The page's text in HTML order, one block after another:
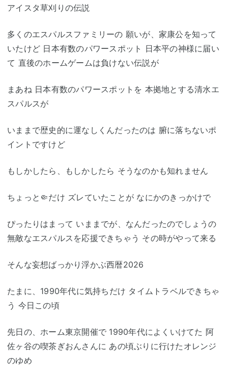
アイスタ草刈りの伝説
多くのエスパルスファミリーの 願いが、家康公を知って
いたけど 日本有数のパワースポット 日本平の神様に届い
て 直後のホームゲームは負けない伝説が
まあね 日本有数のパワースポットを 本拠地とする清水エ
スパルスが
いままで歴史的に運なしくんだったのは 腑に落ちないポ
イントですけど
もしかしたら、もしかしたら そうなのかも知れません
ちょっと🤏だけ ズレていたことが なにかのきっかけで
ぴったりはまって いままでが、なんだったのでしょうの
無敵なエスパルスを応援できちゃう その時がやって来る
そんな妄想ばっかり浮かぶ西暦2026
たまに、1990年代に気持ちだけ タイムトラベルできちゃ
う 今日この頃
先日の、ホーム東京開催で 1990年代によくいけてた 阿
佐ヶ谷の喫茶ぎおんさんに あの頃ぶりに行けたオレンジ
のゆめ